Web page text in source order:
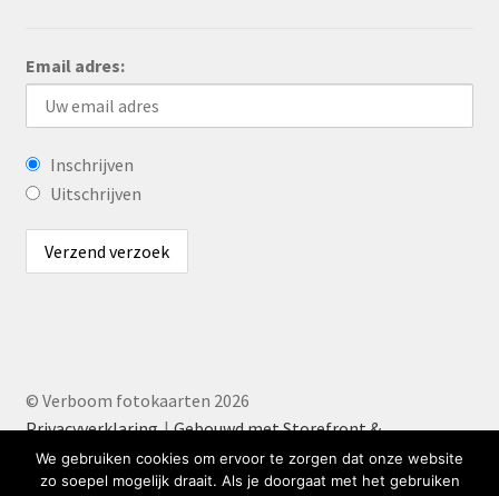
Email adres:
Inschrijven
Uitschrijven
© Verboom fotokaarten 2026
Privacyverklaring
Gebouwd met Storefront &
WooCommerce.
We gebruiken cookies om ervoor te zorgen dat onze website
zo soepel mogelijk draait. Als je doorgaat met het gebruiken